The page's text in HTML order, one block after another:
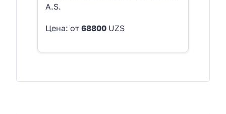
A.S.
Цена: от 68800 UZS